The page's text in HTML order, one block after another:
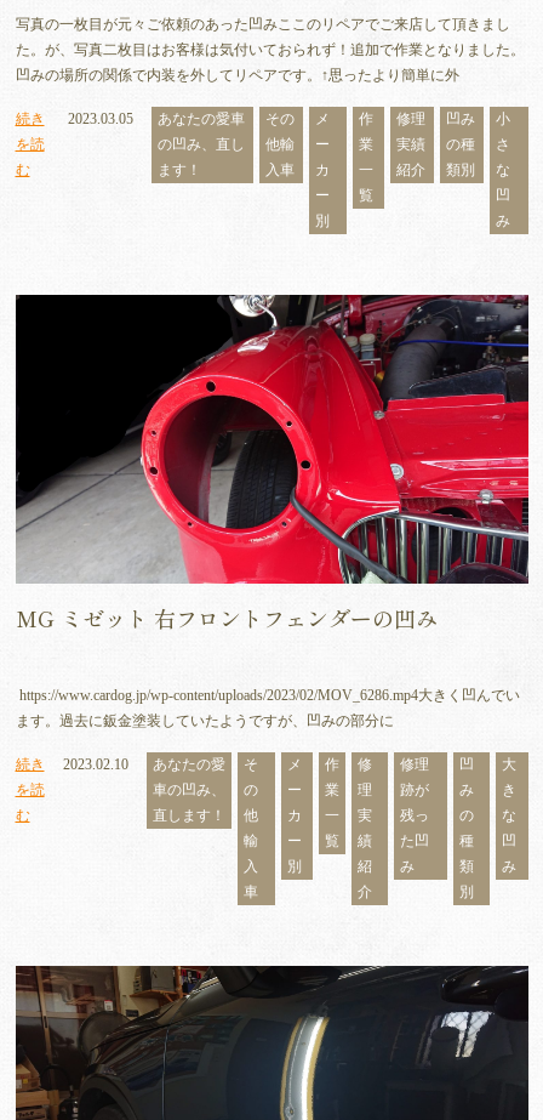
写真の一枚目が元々ご依頼のあった凹みここのリペアでご来店して頂きまし
た。が、写真二枚目はお客様は気付いておられず！追加で作業となりました。
凹みの場所の関係で内装を外してリペアです。↑思ったより簡単に外
続き
を読
む
2023.03.05
あなたの愛車
の凹み、直し
ます！
その
他輸
入車
メ
ー
カ
ー
別
作
業
一
覧
修理
実績
紹介
凹み
の種
類別
小
さ
な
凹
み
MG ミゼット 右フロントフェンダーの凹み
https://www.cardog.jp/wp-content/uploads/2023/02/MOV_6286.mp4大きく凹んでい
ます。過去に鈑金塗装していたようですが、凹みの部分に
続き
を読
む
2023.02.10
あなたの愛
車の凹み、
直します！
そ
の
他
輸
入
車
メ
ー
カ
ー
別
作
業
一
覧
修
理
実
績
紹
介
修理
跡が
残っ
た凹
み
凹
み
の
種
類
別
大
き
な
凹
み